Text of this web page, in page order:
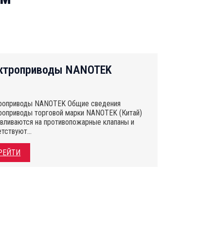
NANOTEK
NANOTEK Общие сведения
торговой марки NANOTEK (Китай)
на противопожарные клапаны и